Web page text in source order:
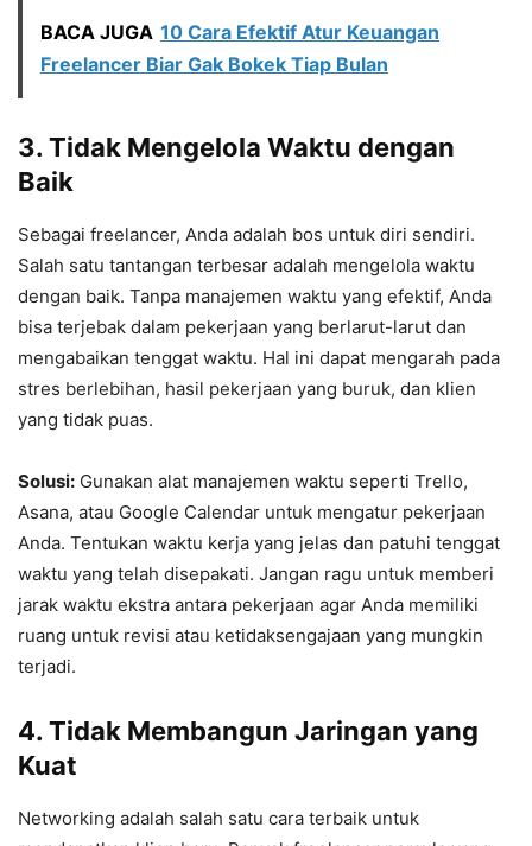
BACA JUGA 10 Cara Efektif Atur Keuangan
Freelancer Biar Gak Bokek Tiap Bulan
3. Tidak Mengelola Waktu dengan
Baik
Sebagai freelancer, Anda adalah bos untuk diri sendiri.
Salah satu tantangan terbesar adalah mengelola waktu
dengan baik. Tanpa manajemen waktu yang efektif, Anda
bisa terjebak dalam pekerjaan yang berlarut-larut dan
mengabaikan tenggat waktu. Hal ini dapat mengarah pada
stres berlebihan, hasil pekerjaan yang buruk, dan klien
yang tidak puas.
Solusi: Gunakan alat manajemen waktu seperti Trello,
Asana, atau Google Calendar untuk mengatur pekerjaan
Anda. Tentukan waktu kerja yang jelas dan patuhi tenggat
waktu yang telah disepakati. Jangan ragu untuk memberi
jarak waktu ekstra antara pekerjaan agar Anda memiliki
ruang untuk revisi atau ketidaksengajaan yang mungkin
terjadi.
4. Tidak Membangun Jaringan yang
Kuat
Networking adalah salah satu cara terbaik untuk